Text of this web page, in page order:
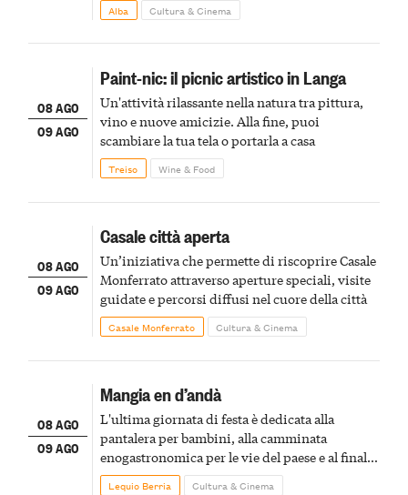
Alba Cultura & Cinema
08 AGO
09 AGO
Paint-nic: il picnic artistico in Langa
Un'attività rilassante nella natura tra pittura,
vino e nuove amicizie. Alla fine, puoi
scambiare la tua tela o portarla a casa
Treiso Wine & Food
08 AGO
09 AGO
Casale città aperta
Un’iniziativa che permette di riscoprire Casale
Monferrato attraverso aperture speciali, visite
guidate e percorsi diffusi nel cuore della città
Casale Monferrato Cultura & Cinema
08 AGO
09 AGO
Mangia en d’andà
L'ultima giornata di festa è dedicata alla
pantalera per bambini, alla camminata
enogastronomica per le vie del paese e al finale
pirotecnico
Lequio Berria Cultura & Cinema